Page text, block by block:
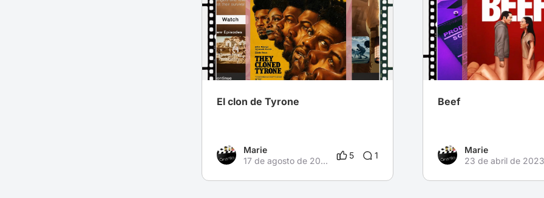
El clon de Tyrone
Marie
17 de agosto de 2023
5 1
Beef
Marie
23 de abril de 2023